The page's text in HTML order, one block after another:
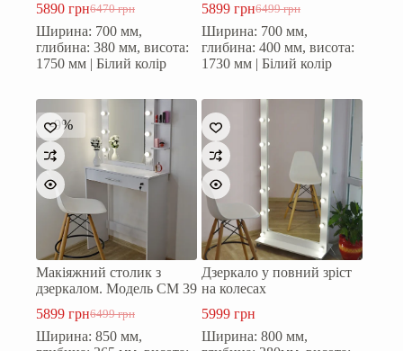
6470грн
Оригінальна
ціна:
6470 грн.
5890 грнПоточна
ціна:
5890 грн.
Ширина: 700 мм,
глибина: 380 мм, висота:
1750 мм | Білий колір
6499грн
Оригінальна
ціна:
6499 грн.
5899грнПоточна
ціна:
5899 грн.
Ширина: 700 мм,
глибина: 400 мм, висота:
1730 мм | Білий колір
-9%
Макіяжний столик з
дзеркалом. Модель СМ 39
6499грн
Оригінальна
ціна:
5899 грнПоточна
ціна:
Ширина: 850 мм,
Дзеркало у повний зріст
на колесах
5999грн
Ширина: 800 мм,